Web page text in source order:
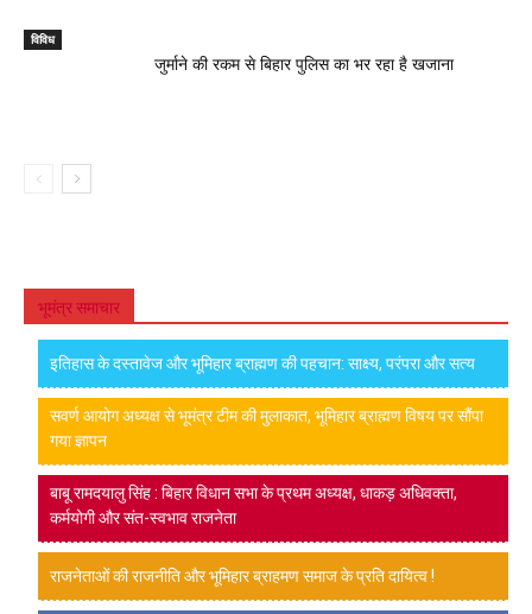
विविध
जुर्माने की रकम से बिहार पुलिस का भर रहा है खजाना
भूमंत्र समाचार
इतिहास के दस्तावेज और भूमिहार ब्राह्मण की पहचान: साक्ष्य, परंपरा और सत्य
सवर्ण आयोग अध्यक्ष से भूमंत्र टीम की मुलाकात, भूमिहार ब्राह्मण विषय पर सौंपा
गया ज्ञापन
बाबू रामदयालु सिंह : बिहार विधान सभा के प्रथम अध्यक्ष, धाकड़ अधिवक्ता,
कर्मयोगी और संत-स्वभाव राजनेता
राजनेताओं की राजनीति और भूमिहार ब्राहमण समाज के प्रति दायित्व !